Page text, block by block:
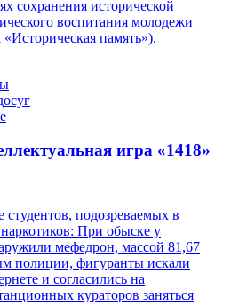
игра «1418»